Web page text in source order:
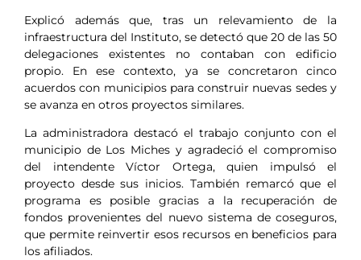
Explicó además que, tras un relevamiento de la
infraestructura del Instituto, se detectó que 20 de las 50
delegaciones existentes no contaban con edificio
propio. En ese contexto, ya se concretaron cinco
acuerdos con municipios para construir nuevas sedes y
se avanza en otros proyectos similares.
La administradora destacó el trabajo conjunto con el
municipio de Los Miches y agradeció el compromiso
del intendente Víctor Ortega, quien impulsó el
proyecto desde sus inicios. También remarcó que el
programa es posible gracias a la recuperación de
fondos provenientes del nuevo sistema de coseguros,
que permite reinvertir esos recursos en beneficios para
los afiliados.